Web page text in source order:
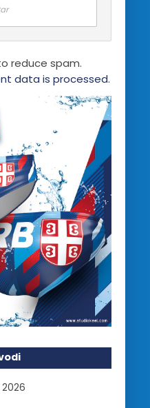
reduce spam.
data is processed.